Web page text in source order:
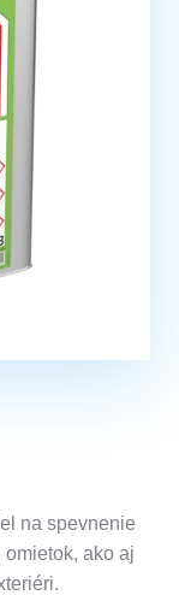
na spevnenie
ako aj